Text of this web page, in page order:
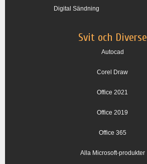
Digital Sändning
Svit och Diverse
Autocad
Corel Draw
Office 2021
Office 2019
Office 365
Alla Microsoft-produkter